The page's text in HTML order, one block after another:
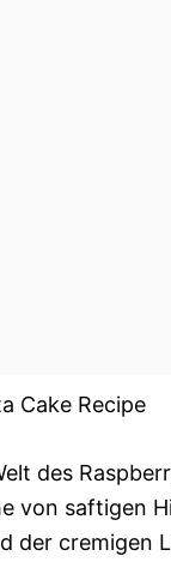
Cake Recipe
des
von saftigen
der cremigen